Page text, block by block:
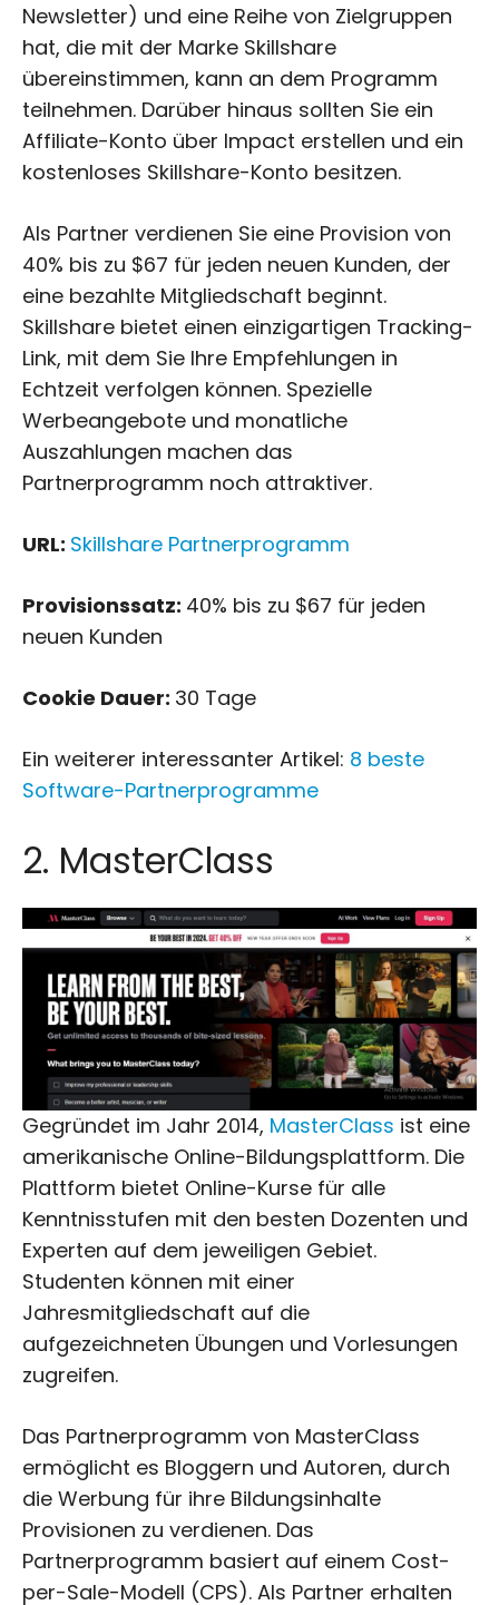
Newsletter) und eine Reihe von Zielgruppen
hat, die mit der Marke Skillshare
übereinstimmen, kann an dem Programm
teilnehmen. Darüber hinaus sollten Sie ein
Affiliate-Konto über Impact erstellen und ein
kostenloses Skillshare-Konto besitzen.
Als Partner verdienen Sie eine Provision von
40% bis zu $67 für jeden neuen Kunden, der
eine bezahlte Mitgliedschaft beginnt.
Skillshare bietet einen einzigartigen Tracking-
Link, mit dem Sie Ihre Empfehlungen in
Echtzeit verfolgen können. Spezielle
Werbeangebote und monatliche
Auszahlungen machen das
Partnerprogramm noch attraktiver.
URL: Skillshare Partnerprogramm
Provisionssatz: 40% bis zu $67 für jeden
neuen Kunden
Cookie Dauer: 30 Tage
Ein weiterer interessanter Artikel: 8 beste
Software-Partnerprogramme
2. MasterClass
Gegründet im Jahr 2014, MasterClass ist eine
amerikanische Online-Bildungsplattform. Die
Plattform bietet Online-Kurse für alle
Kenntnisstufen mit den besten Dozenten und
Experten auf dem jeweiligen Gebiet.
Studenten können mit einer
Jahresmitgliedschaft auf die
aufgezeichneten Übungen und Vorlesungen
zugreifen.
Das Partnerprogramm von MasterClass
ermöglicht es Bloggern und Autoren, durch
die Werbung für ihre Bildungsinhalte
Provisionen zu verdienen. Das
Partnerprogramm basiert auf einem Cost-
per-Sale-Modell (CPS). Als Partner erhalten